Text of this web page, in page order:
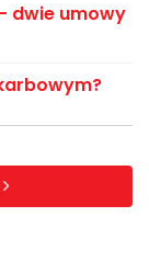
dwie umowy